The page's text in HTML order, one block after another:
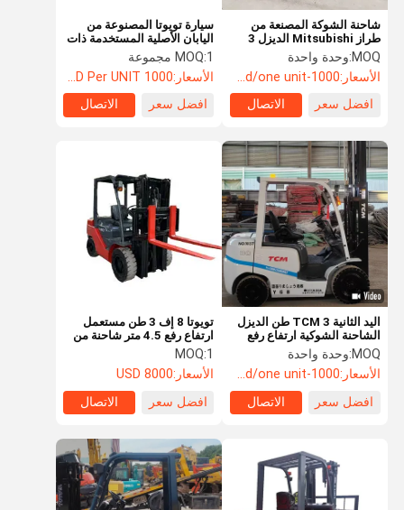
شاحنة الشوكة المصنعة من
طراز Mitsubishi الديزل 3
طن
MOQ: وحدة واحدة
الأسعار:1000-2000usd/one unit
افضل سعر
الاتصال
سيارة تويوتا المصنوعة من
اليابان الأصلية المستخدمة ذات
الكفاءة الحرارية العالية في
المخزون
MOQ:1 مجموعة
الأسعار:1000 USD Per UNIT
افضل سعر
الاتصال
اليد الثانية TCM 3 طن الديزل
الشاحنة الشوكية ارتفاع رفع
4.5 متر ثلاثة خنازير اللون
الأبيض
MOQ: وحدة واحدة
الأسعار:1000-2000usd/one unit
افضل سعر
الاتصال
تويوتا 8 إف 3 طن مستعمل
ارتفاع رفع 4.5 متر شاحنة من
يد ثانية مع محرك الديزل
MOQ:1
الأسعار:8000 USD
افضل سعر
الاتصال